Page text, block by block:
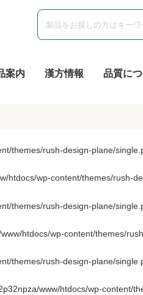
案内 漢方情報 品質に
themes/rush-design-plane/
htdocs/wp-content/themes/rush-
themes/rush-design-plane/
htdocs/wp-content/themes/
themes/rush-design-plane/
www/htdocs/wp-content/